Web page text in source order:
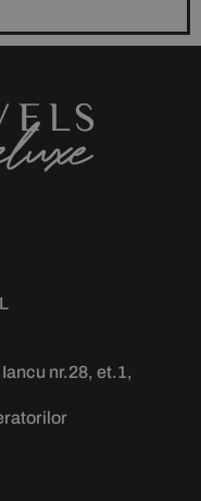
nr.28, et.1,